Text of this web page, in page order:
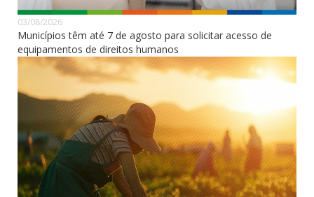
03/08/2026
Municípios têm até 7 de agosto para solicitar acesso de
equipamentos de direitos humanos